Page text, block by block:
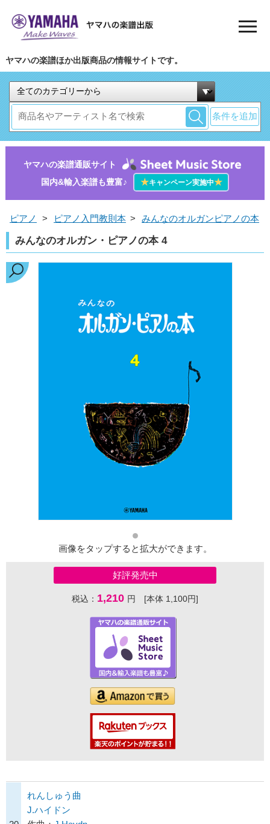
ヤマハの楽譜ほか出版商品の情報サイトです。
条件を追加
ヤマハの楽譜通販サイト
国内&輸入楽譜も豊富♪
★キャンペーン実施中★
ピアノ > ピアノ入門教則本 > みんなのオルガンピアノの本
みんなのオルガン・ピアノの本 4
画像をタップすると拡大ができます。
好評発売中
税込： 1,210 円 [本体 1,100円]
れんしゅう曲
J.ハイドン